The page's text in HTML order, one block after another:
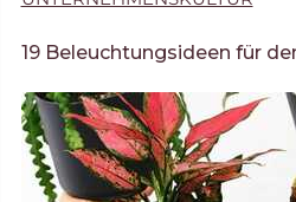
19 Beleuchtungsideen für